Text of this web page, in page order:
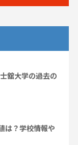
舘大学の過去の
は？学校情報や